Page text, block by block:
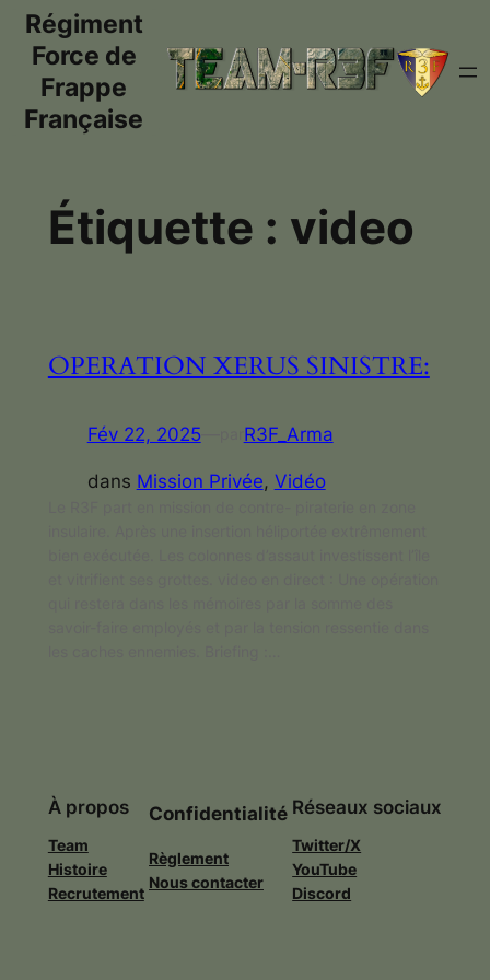
Aller
contenu
Régiment
Force de
Frappe
Française
Étiquette : video
OPERATION XERUS SINISTRE:
Fév 22, 2025 R3F_Arma
dans Mission Privée, Vidéo
À propos
Team
Histoire
Recrutement
Confidentialité
Règlement
Nous contacter
Réseaux sociaux
Twitter/X
YouTube
Discord